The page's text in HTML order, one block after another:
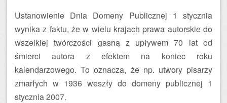
Ustanowienie Dnia Domeny Publicznej 1 stycznia
wynika z faktu, że w wielu krajach prawa autorskie do
wszelkiej twórczości gasną z upływem 70 lat od
śmierci autora z efektem na koniec roku
kalendarzowego. To oznacza, że np. utwory pisarzy
zmarłych w 1936 weszły do domeny publicznej 1
stycznia 2007.